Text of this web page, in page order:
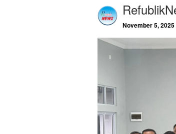
November 5, 2025